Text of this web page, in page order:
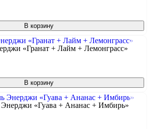
В корзину
«Гранат + Лайм + Лемонграсс»
В корзину
«Гуава + Ананас + Имбирь»